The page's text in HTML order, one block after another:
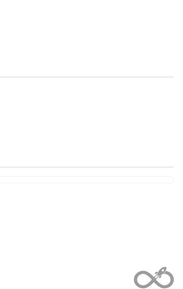
a Hoost - 2018 ~ 2019